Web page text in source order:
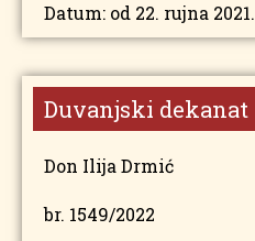
Datum: od 22. rujna 2021.
Duvanjski dekanat
Don Ilija Drmić
br. 1549/2022